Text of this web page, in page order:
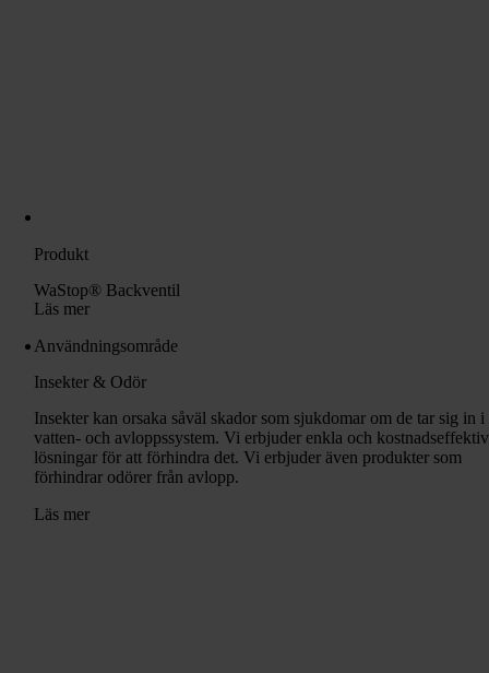
Produkt
WaStop® Backventil
Läs mer
Användningsområde
Insekter & Odör
Insekter kan orsaka såväl skador som sjukdomar om de tar sig in i
vatten- och avloppssystem. Vi erbjuder enkla och
lösningar för att förhindra det. Vi erbjuder även produkter som
förhindrar odörer från avlopp.
Läs mer